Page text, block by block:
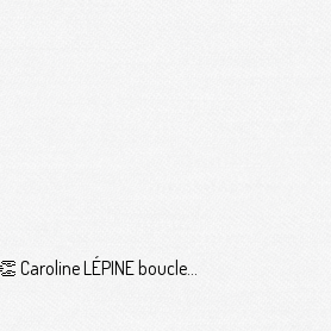
Caroline LÉPINE boucle...